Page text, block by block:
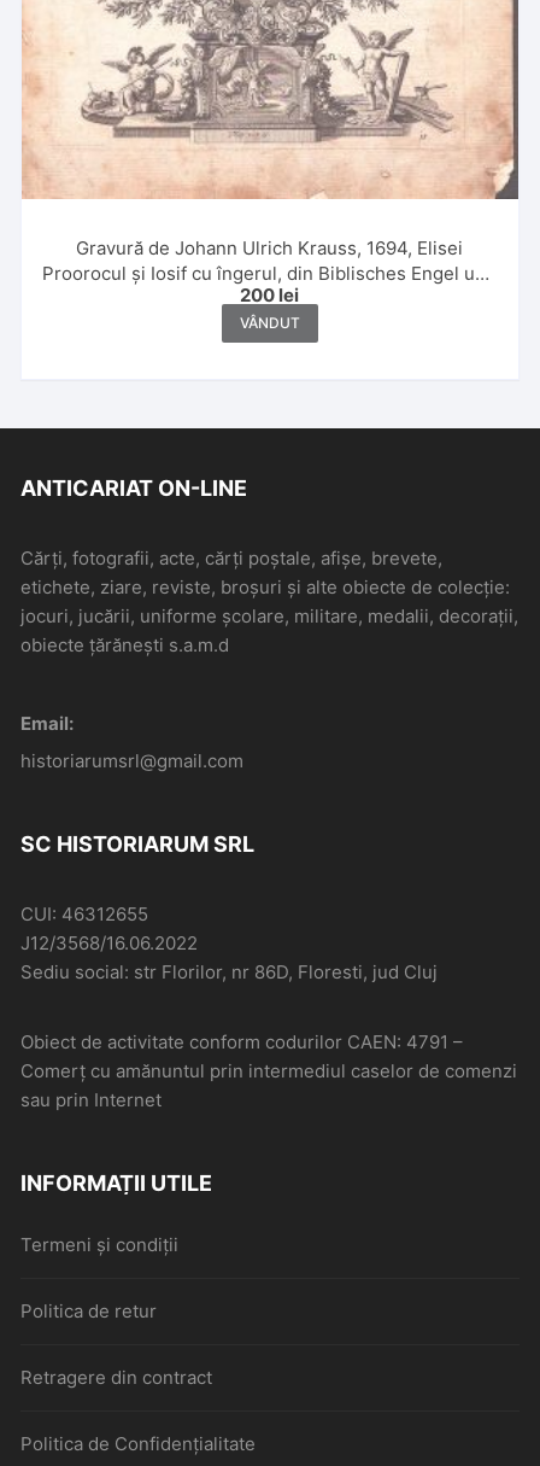
Gravură de Johann Ulrich Krauss, 1694, Elisei
Proorocul și Iosif cu îngerul, din Biblisches Engel und
Kunstwerk, Augsburg
200 lei
VÂNDUT
ANTICARIAT ON-LINE
Cărți, fotografii, acte, cărți poștale, afișe, brevete,
etichete, ziare, reviste, broșuri și alte obiecte de colecție:
jocuri, jucării, uniforme școlare, militare, medalii, decorații,
obiecte țărănești s.a.m.d
Email:
historiarumsrl@gmail.com
SC HISTORIARUM SRL
CUI: 46312655
J12/3568/16.06.2022
Sediu social: str Florilor, nr 86D, Floresti, jud Cluj
Obiect de activitate conform codurilor CAEN: 4791 –
Comerţ cu amănuntul prin intermediul caselor de comenzi
sau prin Internet
INFORMAȚII UTILE
Termeni și condiții
Politica de retur
Retragere din contract
Politica de Confidențialitate